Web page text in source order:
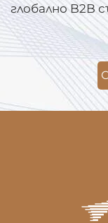
глобално B2B